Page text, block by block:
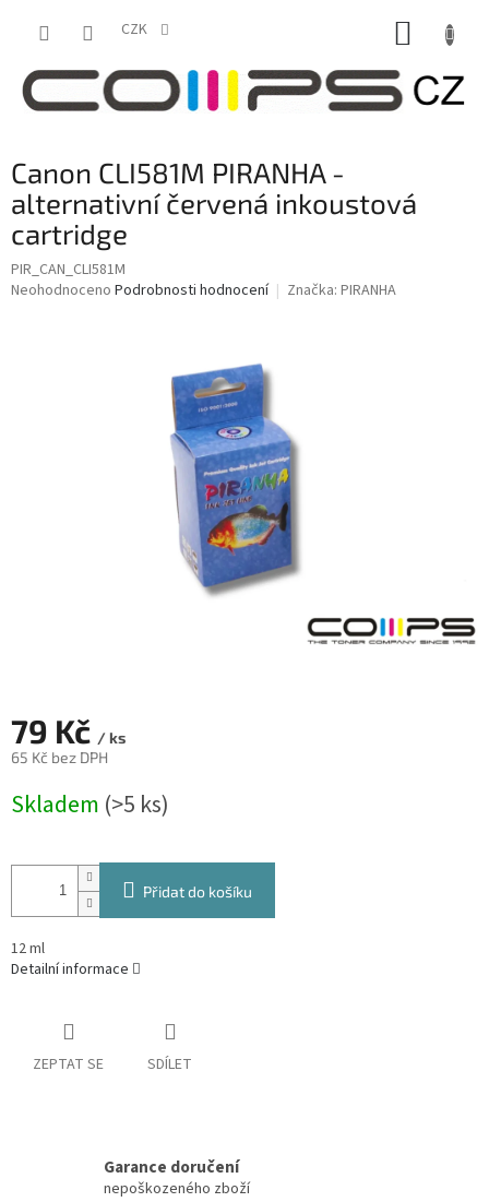
CZK
Canon CLI581M PIRANHA -
alternativní červená inkoustová
cartridge
PIR_CAN_CLI581M
Průměrné
Neohodnoceno Podrobnosti hodnocení Značka: PIRANHA
79 Kč / ks
65 Kč bez DPH
cena:
Skladem (>5 ks)
Přidat do košíku
12 ml
Detailní informace
ZEPTAT SE SDÍLET
Garance doručení
nepoškozeného zboží